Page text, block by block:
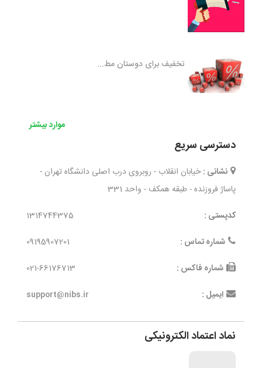
تخفیف برای دوستان مط...
موارد بیشتر
دسترسی سریع
نشانی : خیابان انقلاب - روبروی درب اصلی دانشگاه تهران -
پاساژ فروزنده - طبقه همکف - واحد 331
کدپستی :
1314744375
شماره تماس :
09195907201
شماره فاکس :
021-66176713
ایمیل :
support@nibs.ir
نماد اعتماد الکترونیکی